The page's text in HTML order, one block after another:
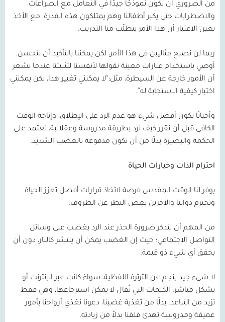
من الضروري أن نكون نموذجًا جيدًا في التعامل مع الصراعات
والاضطرابات حتى يكبر أطفالنا وهم يمتلكون هذه القدرة، مع الأخذ
بعين الاعتبار أن هذا الأمر يتطلّب منا التدريب.
ربما لن نصبح مثاليين في هذا الأمر، لكن يمكننا بالتأكيد أن نتحسن.
أوصي باستخدام عبارات معينة نقولها لأنفسنا لتثبيتنا عندما نشعر
أن الأمور خارجة عن السيطرة، مثل:“لا يمكنني تغيير هذا، لكن يمكنني
اختيار كيفية الاستجابة له”.
وأحيانًا يكون أفضل شيء هو عدم الرد على الإطلاق، وإتاحة الوقت
الكافي قبل أن نقرر كيف نرد بطريقة مدروسة وعقلانية، تعتمد على
الحكمة والبصيرة بدلًا من أن تكون مدفوعة بالغضب الشديد.
احترام الذات وخيارات الحياة
يوفر لنا الوقت المقدس فرصة لاتخاذ قرارات أفضل تعزز الحياة
وتحترم ذواتنا والآخرين بغض النظر عن الظروف.
من المهم أن نتذكر ضرورة الحذر عند الرد بغضب على وسائل
التواصل الاجتماعي؛ حيث إن الغضب يمكن أن ينتشر كالنار، دون أن
يحقق أي شيء ذو قيمة.
لا شيء جيد ينجم عن الثرثرة اللفظية، سواءً كانت عبر الإنترنت أو
بشكل مباشر. الكلمات التي تُقال لا يمكن استرجاعها، وهي فقط
تزيد من التباعد. بدلًا من تغذية غضبنا، دعونا نغذي أرواحنا بأمور
عميقة ومدروسة تهدئ قلقنا بدلاً من زيادته.